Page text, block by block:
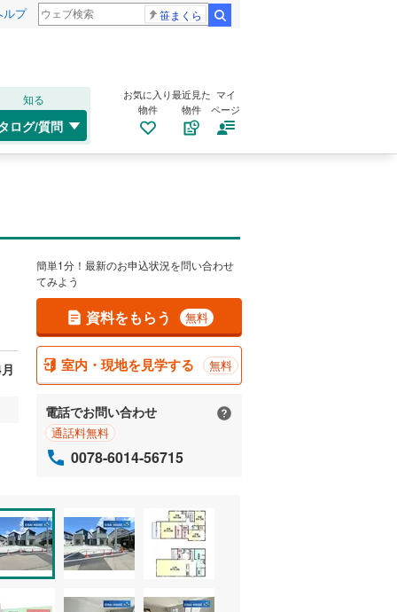
ルプ 笹まくら
知る
ログ/質問
お気に入り
物件
最近見た
物件
マイ
ページ
簡単1分！最新のお申込状況を問い合わせ
てみよう
資料をもらう 無料
室内・現地を見学する 無料
電話でお問い合わせ
通話料無料
0078-6014-56715